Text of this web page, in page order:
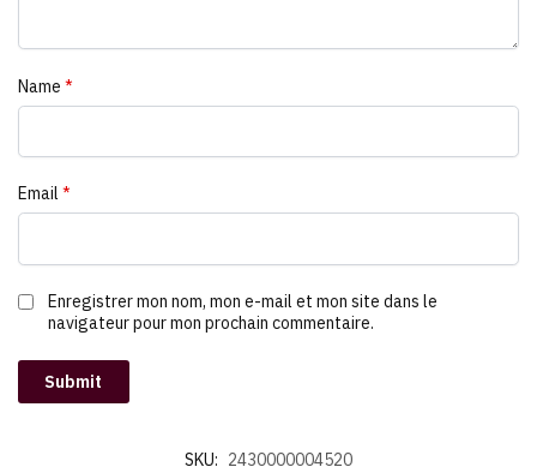
Name *
Email *
Enregistrer mon nom, mon e-mail et mon site dans le
navigateur pour mon prochain commentaire.
SKU: 2430000004520